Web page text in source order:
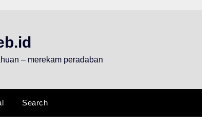
– merekam peradaban
Search